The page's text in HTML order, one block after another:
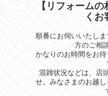
【リフォーム
くお
順番にお伺いいたし
方のご相
かなりのお時間をお
混雑状況などは、店
せ。みなさまのお越